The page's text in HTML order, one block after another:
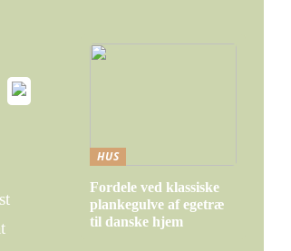
HUS
Fordele ved klassiske
plankegulve af egetræ
til danske hjem